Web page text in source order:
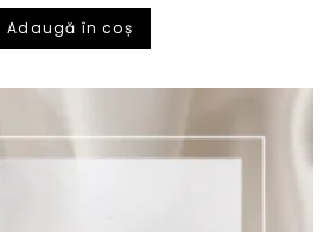
Adaugă în coș